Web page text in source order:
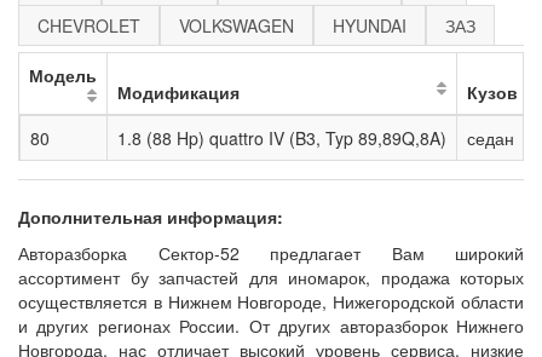
CHEVROLET
VOLKSWAGEN HYUNDAI ЗАЗ
Модель
Модификация Кузов
80
1.8 (88 Hp) quattro IV (B3, Typ 89,89Q,8A) седан
Дополнительная информация:
Авторазборка Сектор-52 предлагает Вам широкий
ассортимент бу запчастей для иномарок, продажа которых
осуществляется в Нижнем Новгороде, Нижегородской области
и других регионах России. От других авторазборок Нижнего
Новгорода, нас отличает высокий уровень сервиса, низкие